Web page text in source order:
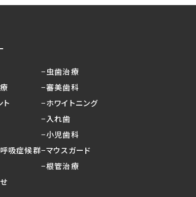
ト
吸症候群
−虫歯治療
−審美歯科
−ホワイトニング
−入れ歯
−小児歯科
−マウスガード
−根管治療